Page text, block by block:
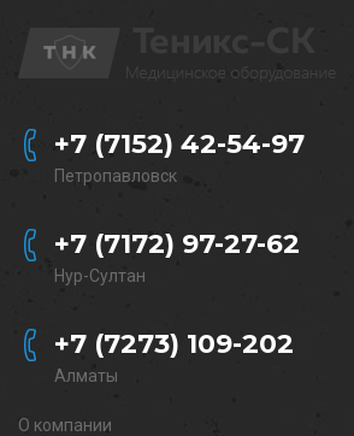
+7 (7152) 42-54-97
Петропавловск
+7 (7172) 97-27-62
Нур-Султан
+7 (7273) 109-202
Алматы
О компании